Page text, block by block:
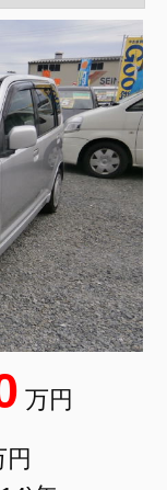
万円
円